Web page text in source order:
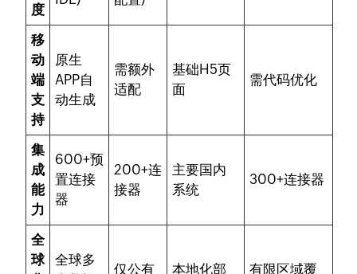
度
移
动
端
支
持
原生
APP自
动生成
需额外
适配
基础H5页
面
需代码优化
集
成
能
力
600+预
置连接
器
200+连
接器
主要国内
系统
300+连接器
全
球
全球多
仅公有
本地化部
有限区域覆